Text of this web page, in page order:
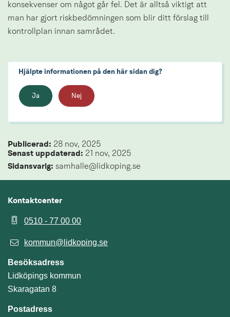
konsekvenser om något går fel. Det är alltså viktigt att
man har gjort riskbedömningen som blir ditt förslag till
kontrollplan innan samrådet.
Hjälpte informationen på den här sidan dig?
Ja Nej
Publicerad: 28 nov, 2025
Senast uppdaterad: 21 nov, 2025
Sidansvarig: samhalle@lidkoping.se
Kontaktcenter
0510 - 77 00 00
kommun@lidkoping.se
Besöksadress
Lidköpings kommun
Skaragatan 8
Postadress